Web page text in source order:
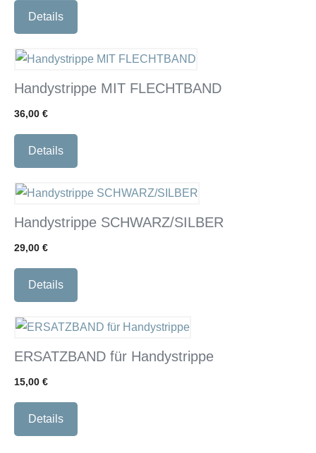
Details
Handystrippe MIT FLECHTBAND
36,00 €
Details
Handystrippe SCHWARZ/SILBER
29,00 €
Details
Dieses
weist
mehrere
Varianten
auf.
Optionen
können
der
Produktseite
ERSATZBAND für Handystrippe
15,00 €
Details